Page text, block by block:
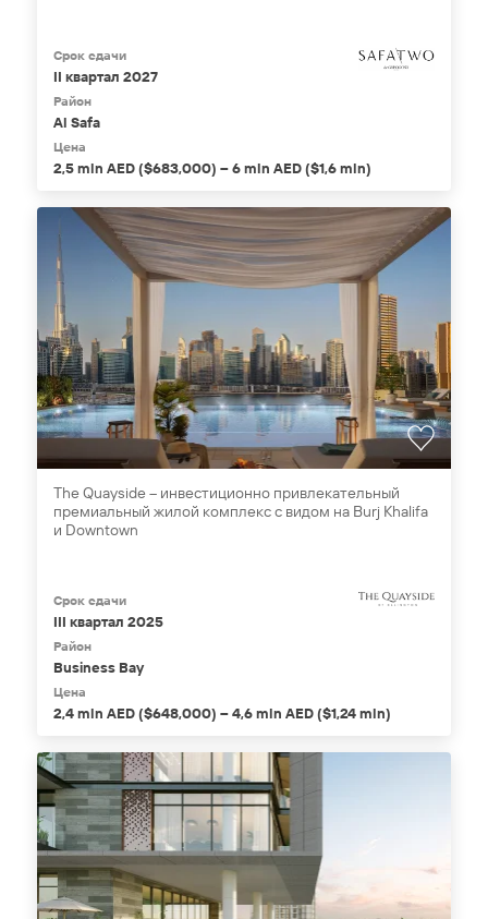
Срок сдачи
II квартал 2027
Район
Al Safa
Цена
2,5 mln AED ($683,000) – 6 mln AED ($1,6 mln)
The Quayside – инвестиционно привлекательный
премиальный жилой комплекс с видом на Burj Khalifa
и Downtown
Срок сдачи
III квартал 2025
Район
Business Bay
Цена
2,4 mln AED ($648,000) – 4,6 mln AED ($1,24 mln)